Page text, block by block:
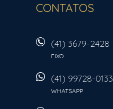
CONTATOS
(41) 3679-2428
FIXO
(41) 99728-0133
WHATSAPP